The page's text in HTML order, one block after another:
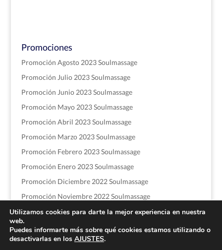
Promociones
Promoción Agosto 2023 Soulmassage
Promoción Julio 2023 Soulmassage
Promoción Junio 2023 Soulmassage
Promoción Mayo 2023 Soulmassage
Promoción Abril 2023 Soulmassage
Promoción Marzo 2023 Soulmassage
Promoción Febrero 2023 Soulmassage
Promoción Enero 2023 Soulmassage
Promoción Diciembre 2022 Soulmassage
Promoción Noviembre 2022 Soulmassage
Utilizamos cookies para darte la mejor experiencia en nuestra
web.
Puedes informarte más sobre qué cookies estamos utilizando o
desactivarlas en los AJUSTES.